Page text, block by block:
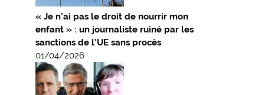
« Je n’ai pas le droit de nourrir mon
enfant » : un journaliste ruiné par les
sanctions de l’UE sans procès
01/04/2026